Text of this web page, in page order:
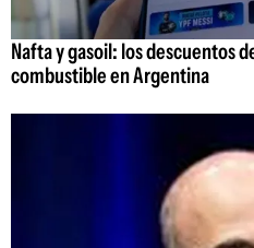
Nafta y gasoil: los descuentos
combustible en Argentina